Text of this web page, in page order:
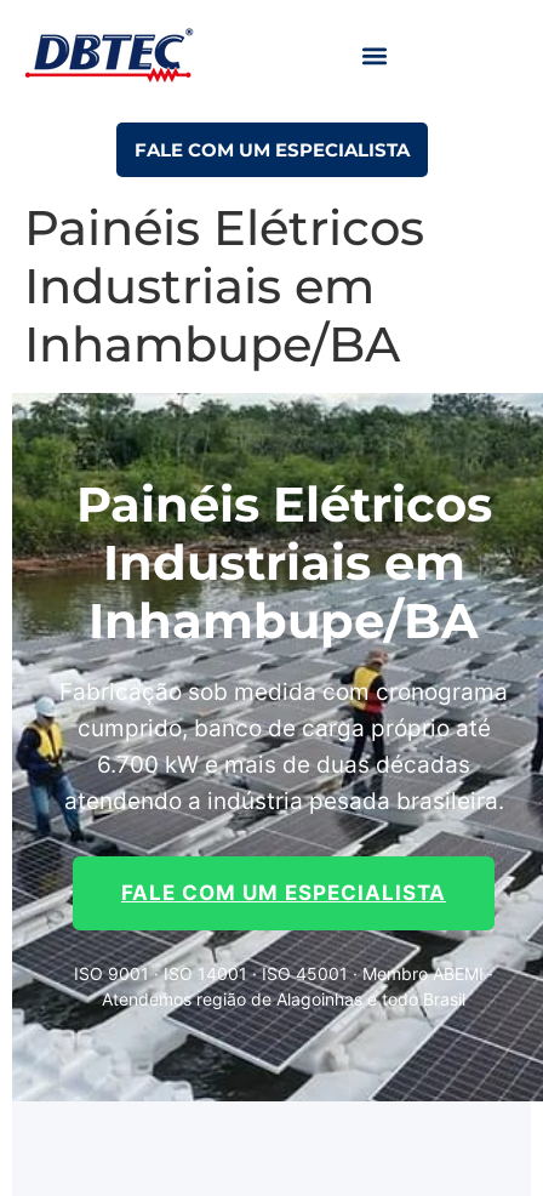
FALE COM UM ESPECIALISTA
Painéis Elétricos
Industriais em
Inhambupe/BA
Painéis Elétricos
Industriais em
Inhambupe/BA
Fabricação sob medida com cronograma
cumprido, banco de carga próprio até
6.700 kW e mais de duas décadas
atendendo a indústria pesada brasileira.
FALE COM UM ESPECIALISTA
ISO 9001 · ISO 14001 · ISO 45001 · Membro ABEMI ·
Atendemos região de Alagoinhas e todo Brasil